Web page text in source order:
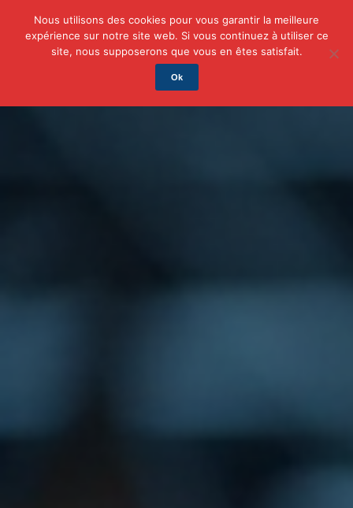
Auto/Moto Business Famille Finance
Nous utilisons des cookies pour vous garantir la meilleure
expérience sur notre site web. Si vous continuez à utiliser ce
site, nous supposerons que vous en êtes satisfait.
Ok